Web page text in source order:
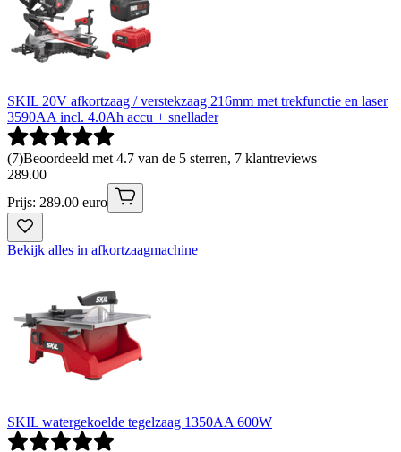
SKIL 20V afkortzaag / verstekzaag 216mm met trekfunctie en laser
3590AA incl. 4.0Ah accu + snellader
(7)Beoordeeld met 4.7 van de 5 sterren, 7 klantreviews
289.00
Prijs: 289.00 euro
Bekijk alles in afkortzaagmachine
SKIL watergekoelde tegelzaag 1350AA 600W